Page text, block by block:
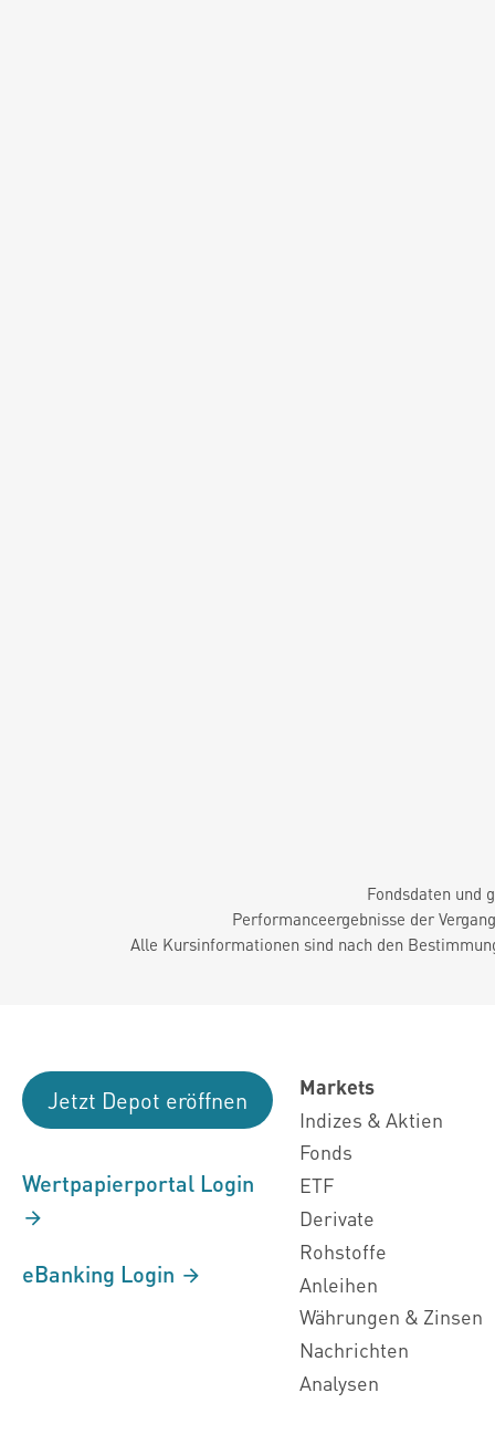
Fondsdaten und
Performanceergebnisse der
Alle Kursinformationen sind nach den
Jetzt Depot eröffnen
Wertpapierportal Login
eBanking Login
Markets
Indizes & Aktien
Fonds
ETF
Derivate
Rohstoffe
Anleihen
Währungen & Zinsen
Nachrichten
Analysen